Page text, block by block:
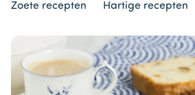
Zoete recepten Hartige recepten